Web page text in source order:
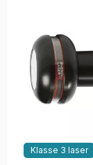
Klasse 3 laser